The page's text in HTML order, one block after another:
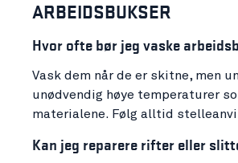
ARBEIDSBUKSER
Hvor ofte bør jeg vaske
Vask dem når de er skitne, men
unødvendig høye temperaturer
materialene. Følg alltid
Kan jeg reparere rifter eller